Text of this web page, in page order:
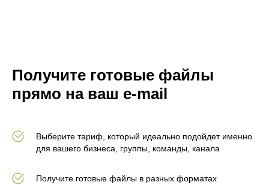
Получите готовые файлы
прямо на ваш e-mail
Выберите тариф, который идеально подойдет именно
для вашего бизнеса, группы, команды, канала
Получите готовые файлы в разных форматах